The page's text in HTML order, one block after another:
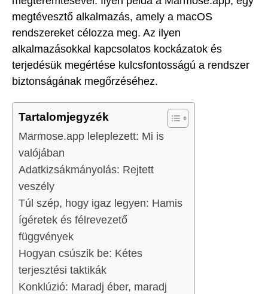
megtévesztő alkalmazás, amely a macOS
rendszereket célozza meg. Az ilyen
alkalmazásokkal kapcsolatos kockázatok és
terjedésük megértése kulcsfontosságú a rendszer
biztonságának megőrzéséhez.
Tartalomjegyzék
Marmose.app leleplezett: Mi is
valójában
Adatkizsákmányolás: Rejtett
veszély
Túl szép, hogy igaz legyen: Hamis
ígéretek és félrevezető
függvények
Hogyan csúszik be: Kétes
terjesztési taktikák
Konklúzió: Maradj éber, maradj